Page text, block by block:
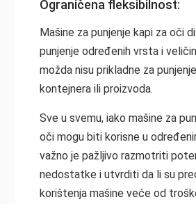
Ograničena fleksibilnost:
Mašine za punjenje kapi za oči
punjenje određenih vrsta i
možda nisu prikladne za
kontejnera ili proizvoda.
Sve u svemu, iako mašine za
oči mogu biti korisne u
važno je pažljivo razmotriti
nedostatke i utvrditi da li su
korištenja mašine veće od